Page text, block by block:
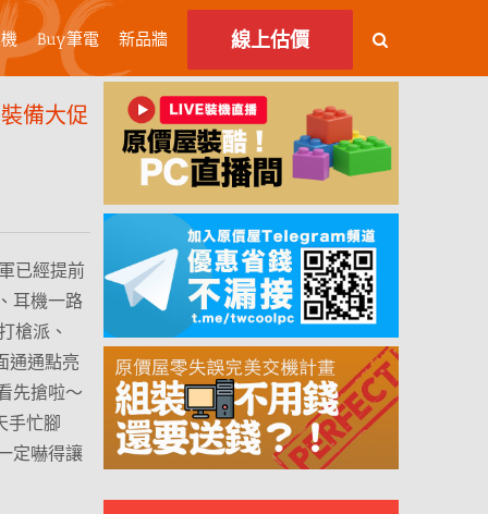
Buy筆電 新品牆 線上估價
備大促
已經提前
耳機一路
槍派、
通通點亮
先搶啦～
手忙腳
定嚇得讓